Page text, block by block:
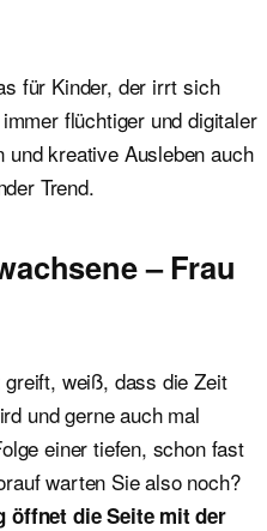
für Kinder, der irrt sich
flüchtiger und digitaler
kreative Ausleben auch
Trend.
– Frau
weiß, dass die Zeit
und gerne auch mal
einer tiefen, schon fast
warten Sie also noch?
öffnet die Seite mit der